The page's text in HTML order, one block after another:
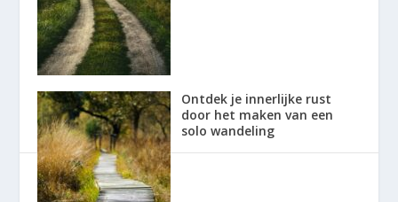
Ontdek je innerlijke rust
door het maken van een
solo wandeling